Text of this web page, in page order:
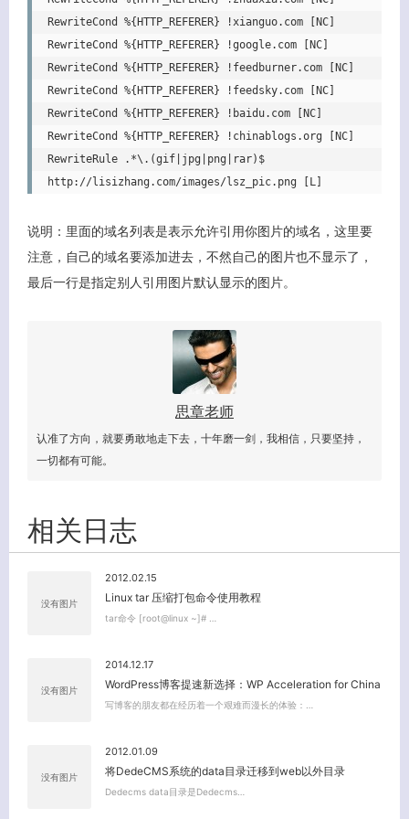
RewriteCond %{HTTP_REFERER} !xianguo.com [NC]
RewriteCond %{HTTP_REFERER} !google.com [NC]
RewriteCond %{HTTP_REFERER} !feedburner.com [NC]
RewriteCond %{HTTP_REFERER} !feedsky.com [NC]
RewriteCond %{HTTP_REFERER} !baidu.com [NC]
RewriteCond %{HTTP_REFERER} !chinablogs.org [NC]
RewriteRule .*\.(gif|jpg|png|rar)$
说明：里面的域名列表是表示允许引用你图片的域名，这里要
注意，自己的域名要添加进去，不然自己的图片也不显示了，
最后一行是指定别人引用图片默认显示的图片。
思章老师
认准了方向，就要勇敢地走下去，十年磨一剑，我相信，只要坚持，
一切都有可能。
相关日志
没有图片
2012.02.15
Linux tar 压缩打包命令使用教程
tar命令 [root@linux ~]# …
没有图片
2014.12.17
WordPress博客提速新选择：WP Acceleration for China
写博客的朋友都在经历着一个艰难而漫长的体验：…
没有图片
2012.01.09
将DedeCMS系统的data目录迁移到web以外目录
Dedecms data目录是Dedecms…
客服小美